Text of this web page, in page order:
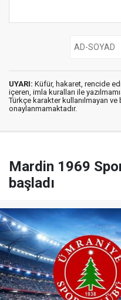
UYARI: Küfür, hakaret, rencide
içeren, imla kuralları ile
Türkçe karakter kullanılmayan
onaylanmamaktadır.
Mardin 1969
başladı